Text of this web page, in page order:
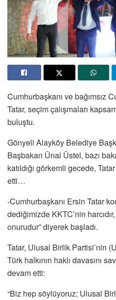
Cumhurbaşkanı ve bağımsız
Tatar, seçim çalışmaları
buluştu.
Gönyeli Alayköy Belediye
Başbakan Ünal Üstel, bazı
katıldığı görkemli gecede,
etti…
-Cumhurbaşkanı Ersin Tatar
dediğimizde KKTC’nin
onurudur” diyerek başladı.
Tatar, Ulusal Birlik Partisi’nin
Türk halkının haklı davasını
devam etti:
“Biz hep söylüyoruz; Ulusal